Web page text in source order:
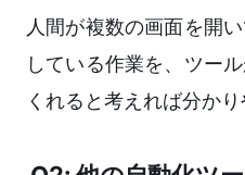
人間が複数の画面を開
している作業を、ツー
くれると考えれば分かり